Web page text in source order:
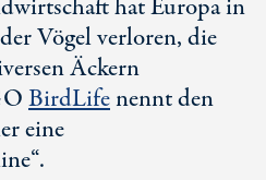
hat Europa in
Vögel verloren, die
Äckern
BirdLifenennt den
eine